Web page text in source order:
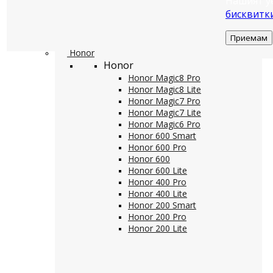
Honor
Honor
Honor Magic8 Pro
Honor Magic8 Lite
Honor Magic7 Pro
Honor Magic7 Lite
Honor Magic6 Pro
Honor 600 Smart
Honor 600 Pro
Honor 600
Honor 600 Lite
Honor 400 Pro
Honor 400 Lite
Honor 200 Smart
Honor 200 Pro
Honor 200 Lite
Приемам